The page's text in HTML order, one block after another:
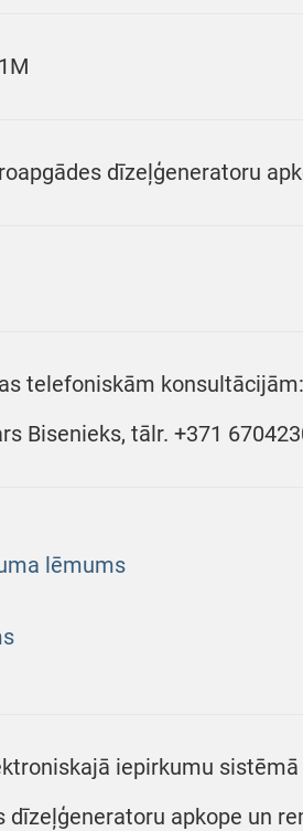
dīzeļģeneratoru
telefoniskām
Bisenieks, tālr. +371
lēmums
iepirkumu
dīzeļģeneratoru apkope un